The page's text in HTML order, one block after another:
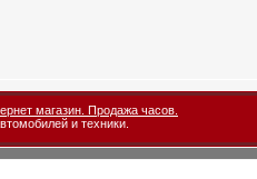
магазин. Продажа часов.
и техники.